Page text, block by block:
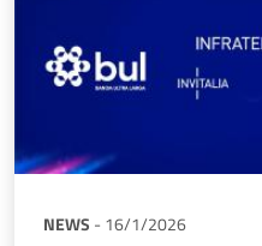
NEWS - 16/1/2026